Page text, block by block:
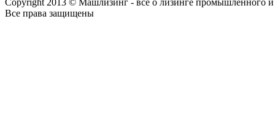
Copyright 2013 © Машлизинг - все о лизинге промышленного и
Все права защищены